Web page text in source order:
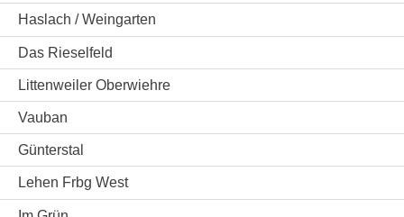
Haslach / Weingarten
Das Rieselfeld
Littenweiler Oberwiehre
Vauban
Günterstal
Lehen Frbg West